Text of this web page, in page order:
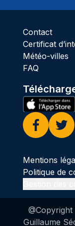
Contact
Certificat
Météo-villes
FAQ
Facebook
Mentions
Politique de
Guillaume